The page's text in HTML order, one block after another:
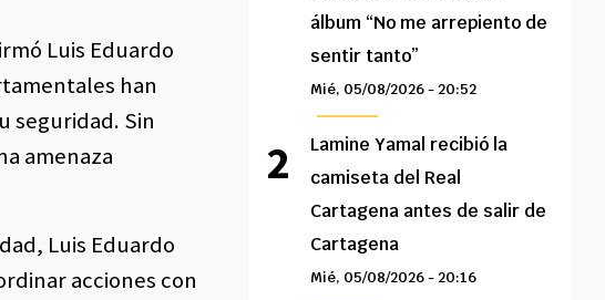
Luis Eduardo
han
seguridad. Sin
amenaza
Luis Eduardo
acciones con
álbum “No me arrepiento de
sentir tanto”
Mié, 05/08/2026 - 20:52
Lamine Yamal recibió la
camiseta del Real
Cartagena antes de salir de
Cartagena
Mié, 05/08/2026 - 20:16